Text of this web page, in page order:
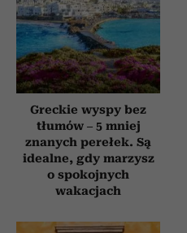
informacje z innymi danymi
podczas
Greckie wyspy bez
tłumów – 5 mniej
znanych perełek. Są
idealne, gdy marzysz
o spokojnych
wakacjach